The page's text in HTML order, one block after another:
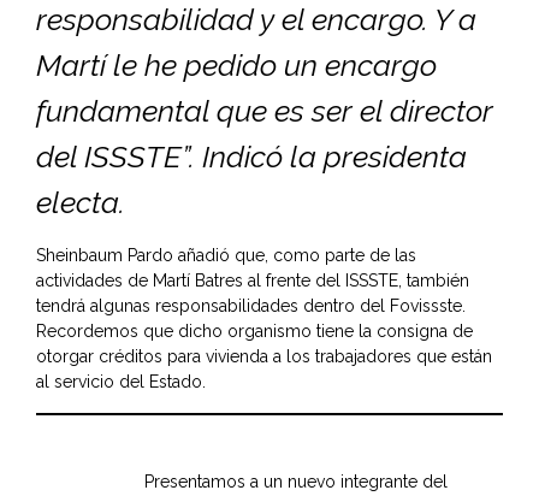
responsabilidad y el encargo. Y a
Martí le he pedido un encargo
fundamental que es ser el director
del ISSSTE”. Indicó la presidenta
electa.
Sheinbaum Pardo añadió que, como parte de las
actividades de Martí Batres al frente del ISSSTE, también
tendrá algunas responsabilidades dentro del Fovissste.
Recordemos que dicho organismo tiene la consigna de
otorgar créditos para vivienda a los trabajadores que están
al servicio del Estado.
Presentamos a un nuevo integrante del